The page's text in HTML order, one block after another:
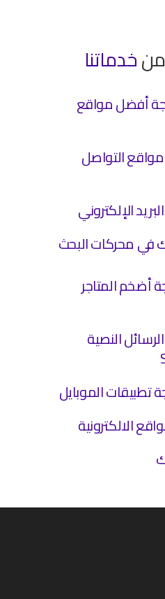
خدماتنا
أفضل مواقع
التواصل
الإلكتروني
في محركات البحث
أضخم المتاجر
النصية
تطبيقات الموبايل
الالكترونية